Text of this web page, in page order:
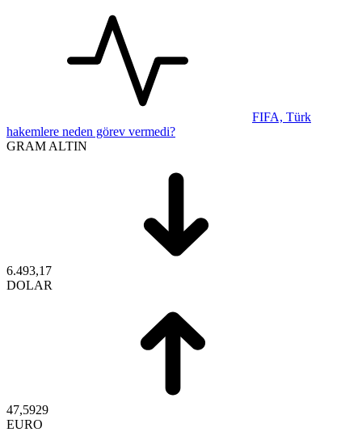
FIFA, Türk
hakemlere neden görev vermedi?
GRAM ALTIN
6.493,17
DOLAR
47,5929
EURO